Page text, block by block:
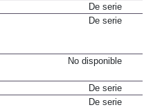
De serie
De serie
No disponible
De serie
De serie